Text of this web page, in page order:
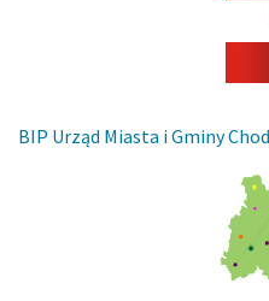
BIP Urząd Miasta i Gminy